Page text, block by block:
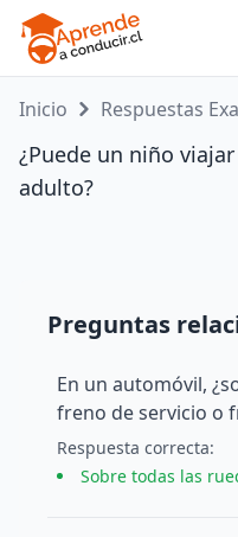
Inicio Respuestas
¿Puede un niño
adulto?
Preguntas
En un automóvil,
freno de servicio o
Respuesta correcta:
Sobre todas las